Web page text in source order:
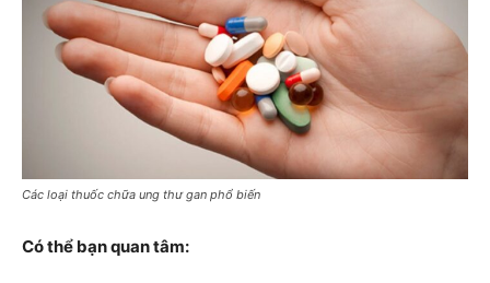
Các loại thuốc chữa ung thư gan phổ biến
Có thể bạn quan tâm: